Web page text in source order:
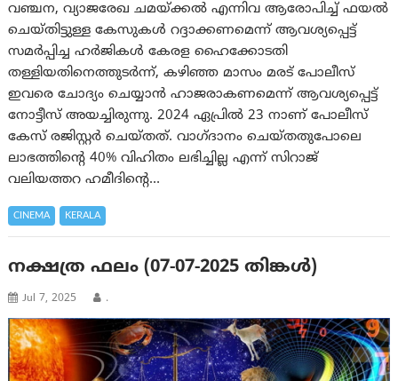
വഞ്ചന, വ്യാജരേഖ ചമയ്ക്കൽ എന്നിവ ആരോപിച്ച് ഫയല്‍
ചെയ്തിട്ടുള്ള കേസുകൾ റദ്ദാക്കണമെന്ന് ആവശ്യപ്പെട്ട്
സമർപ്പിച്ച ഹർജികൾ കേരള ഹൈക്കോടതി
തള്ളിയതിനെത്തുടർന്ന്, കഴിഞ്ഞ മാസം മരട് പോലീസ്
ഇവരെ ചോദ്യം ചെയ്യാൻ ഹാജരാകണമെന്ന് ആവശ്യപ്പെട്ട്
നോട്ടീസ് അയച്ചിരുന്നു. 2024 ഏപ്രിൽ 23 നാണ് പോലീസ്
കേസ് രജിസ്റ്റർ ചെയ്തത്. വാഗ്ദാനം ചെയ്തതുപോലെ
ലാഭത്തിന്റെ 40% വിഹിതം ലഭിച്ചില്ല എന്ന് സിറാജ്
വലിയത്തറ ഹമീദിന്റെ…
CINEMA KERALA
നക്ഷത്ര ഫലം (07-07-2025 തിങ്കൾ)
Jul 7, 2025 .